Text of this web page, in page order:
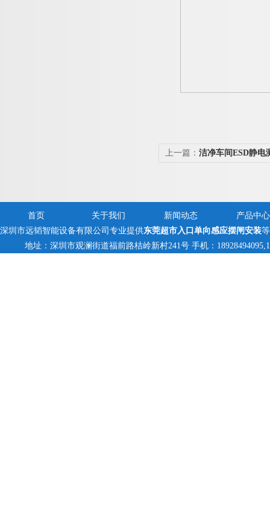
上一篇： 洁净车间ESD静电
首页 关于我们 新闻动态
产品中心
深圳市远韬智能设备有限公司专业提供东莞超市入口单向感应摆闸安装
地址：深圳市观澜街道福前路桔岭新村241号 手机：